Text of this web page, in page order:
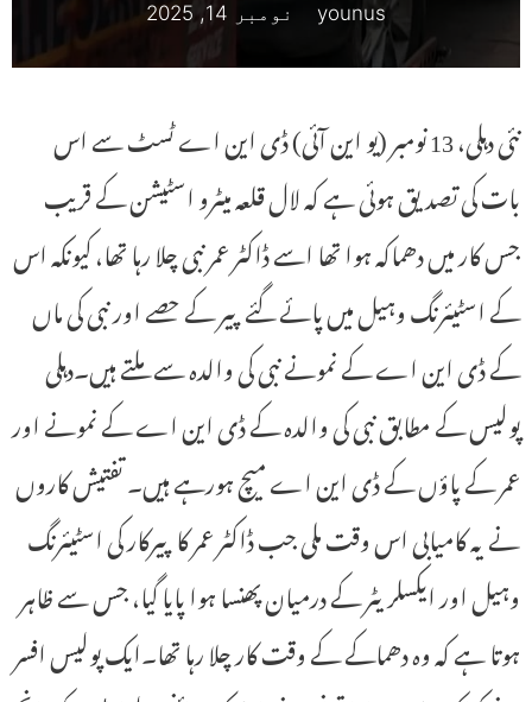
younus نومبر 14, 2025
نئی دہلی، 13 نومبر (یو این آئی) ڈی این اے ٹسٹ سے اس
بات کی تصدیق ہوئی ہے کہ لال قلعہ میٹرو اسٹیشن کے قریب
جس کار میں دھماکہ ہوا تھا اسے ڈاکٹر عمر نبی چلا رہا تھا، کیونکہ اس
کے اسٹیئرنگ وہیل میں پائے گئے پیر کے حصے اور نبی کی ماں
کے ڈی این اے کے نمونے نبی کی والدہ سے ملتے ہیں۔دہلی
پولیس کے مطابق نبی کی والدہ کے ڈی این اے کے نمونے اور
عمر کے پاؤں کے ڈی این اے میچ ہورہے ہیں۔ تفتیش کاروں
نے یہ کامیابی اس وقت ملی جب ڈاکٹر عمر کا پیرکار کی اسٹیئرنگ
وہیل اور ایکسلریٹر کے درمیان پھنسا ہوا پایا گیا، جس سے ظاہر
ہوتا ہے کہ وہ دھماکے کے وقت کار چلا رہا تھا۔ایک پولیس افسر